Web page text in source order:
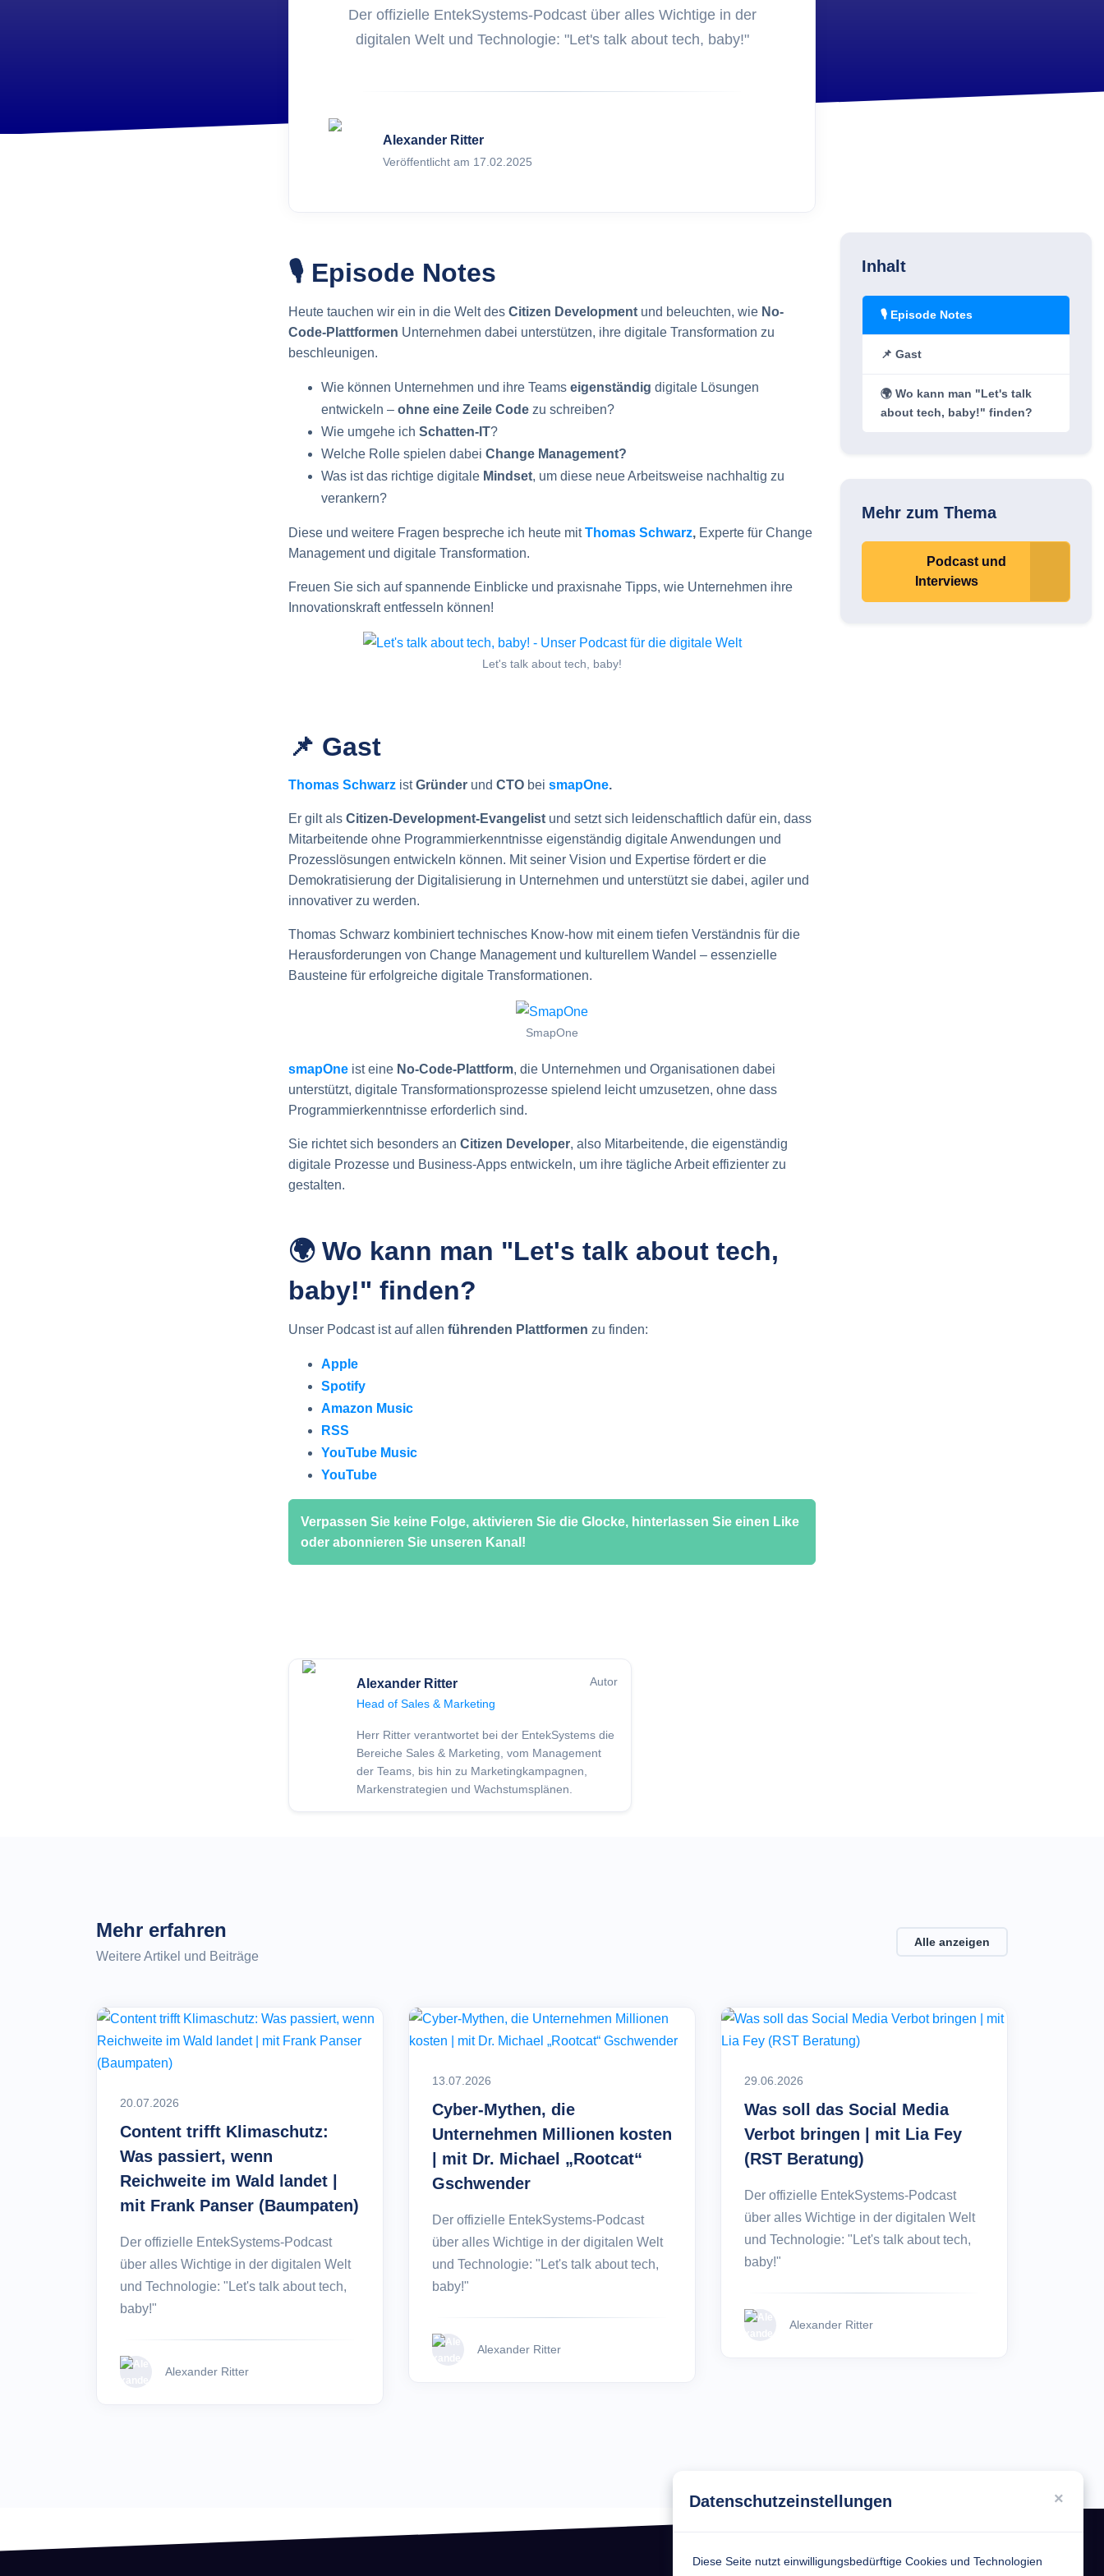
Datenschutzeinstellungen ×
Diese Seite nutzt einwilligungsbedürftige Cookies und Technologien
FoxPlex.com
Was sind Assets?
Der offizielle EntekSystems-Podcast über alles Wichtige in der
digitalen Welt und Technologie: "Let's talk about tech, baby!"
Alexander Ritter
Veröffentlicht am 17.02.2025
🎙️ Episode Notes
Heute tauchen wir ein in die Welt des Citizen Development und beleuchten, wie No-
Code-Plattformen Unternehmen dabei unterstützen, ihre digitale Transformation zu
beschleunigen.
Wie können Unternehmen und ihre Teams eigenständig digitale Lösungen
entwickeln – ohne eine Zeile Code zu schreiben?
Wie umgehe ich Schatten-IT?
Welche Rolle spielen dabei Change Management?
Was ist das richtige digitale Mindset, um diese neue Arbeitsweise nachhaltig zu
verankern?
Diese und weitere Fragen bespreche ich heute mitThomas Schwarz, Experte für Change
Management und digitale Transformation.
Freuen Sie sich auf spannende Einblicke und praxisnahe Tipps, wie Unternehmen ihre
Innovationskraft entfesseln können!
Let's talk about tech, baby!
📌 Gast
Thomas Schwarz istGründer und CTO bei smapOne.
Er gilt als Citizen-Development-Evangelist und setzt sich leidenschaftlich dafür ein, dass
Mitarbeitende ohne Programmierkenntnisse eigenständig digitale Anwendungen und
Prozesslösungen entwickeln können. Mit seiner Vision und Expertise fördert er die
Demokratisierung der Digitalisierung in Unternehmen und unterstützt sie dabei, agiler und
innovativer zu werden.
Thomas Schwarz kombiniert technisches Know-how mit einem tiefen Verständnis für die
Herausforderungen von Change Management und kulturellem Wandel – essenzielle
Bausteine für erfolgreiche digitale Transformationen.
SmapOne
smapOne ist eine No-Code-Plattform, die Unternehmen und Organisationen dabei
unterstützt, digitale Transformationsprozesse spielend leicht umzusetzen, ohne dass
Programmierkenntnisse erforderlich sind.
Sie richtet sich besonders an Citizen Developer, also Mitarbeitende, die eigenständig
digitale Prozesse und Business-Apps entwickeln, um ihre tägliche Arbeit effizienter zu
gestalten.
🌍 Wo kann man "Let's talk about tech,
baby!" finden?
Unser Podcast ist auf allen führenden Plattformen zu finden:
Apple
Spotify
Amazon Music
RSS
YouTube Music
YouTube
Verpassen Sie keine Folge, aktivieren Sie die Glocke, hinterlassen Sie einen Like
oder abonnieren Sie unseren Kanal!
Inhalt
🎙️ Episode Notes
📌 Gast
🌍 Wo kann man "Let's talk
about tech, baby!" finden?
Mehr zum Thema
Podcast und
Interviews
Alexander Ritter
Autor
Head of Sales & Marketing
Herr Ritter verantwortet bei der EntekSystems die
Bereiche Sales & Marketing, vom Management
der Teams, bis hin zu Marketingkampagnen,
Markenstrategien und Wachstumsplänen.
Mehr erfahren
Weitere Artikel und Beiträge
Alle anzeigen
20.07.2026
Content trifft Klimaschutz:
Was passiert, wenn
Reichweite im Wald landet |
mit Frank Panser (Baumpaten)
Der offizielle EntekSystems-Podcast
über alles Wichtige in der digitalen Welt
und Technologie: "Let's talk about tech,
baby!"
Alexander Ritter
13.07.2026
Cyber-Mythen, die
Unternehmen Millionen kosten
| mit Dr. Michael „Rootcat“
Gschwender
Der offizielle EntekSystems-Podcast
über alles Wichtige in der digitalen Welt
und Technologie: "Let's talk about tech,
baby!"
Alexander Ritter
29.06.2026
Was soll das Social Media
Verbot bringen | mit Lia Fey
(RST Beratung)
Der offizielle EntekSystems-Podcast
über alles Wichtige in der digitalen Welt
und Technologie: "Let's talk about tech,
baby!"
Alexander Ritter